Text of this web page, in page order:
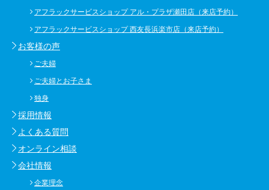
アフラックサービスショップ アル・プラザ瀬田店（来店予約）
アフラックサービスショップ 西友長浜楽市店（来店予約）
お客様の声
ご夫婦
ご夫婦とお子さま
独身
採用情報
よくある質問
オンライン相談
会社情報
企業理念